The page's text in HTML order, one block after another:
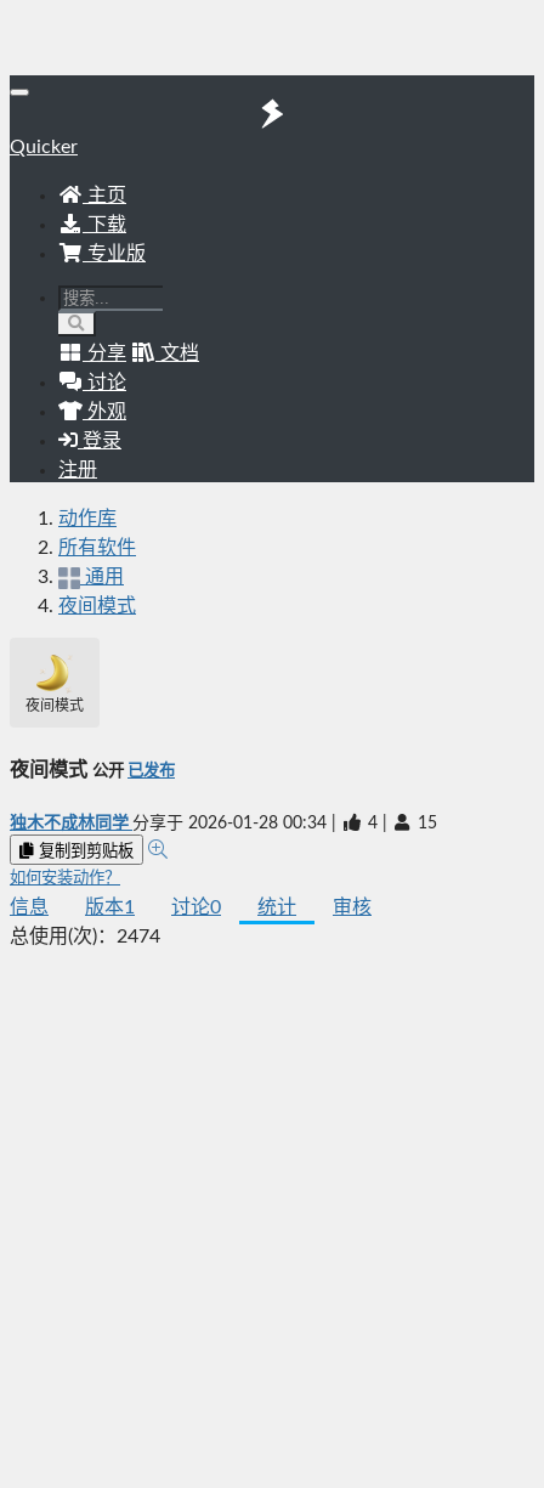
Quicker
主页
下载
专业版
分享
文档
讨论
外观
登录
注册
动作库
所有软件
通用
夜间模式
夜间模式
夜间模式 公开 已发布
独木不成林同学 分享于 2026-01-28 00:34 4 15
复制到剪贴板
如何安装动作？
信息 版本1 讨论0 统计
审核
总使用(次)： 2474